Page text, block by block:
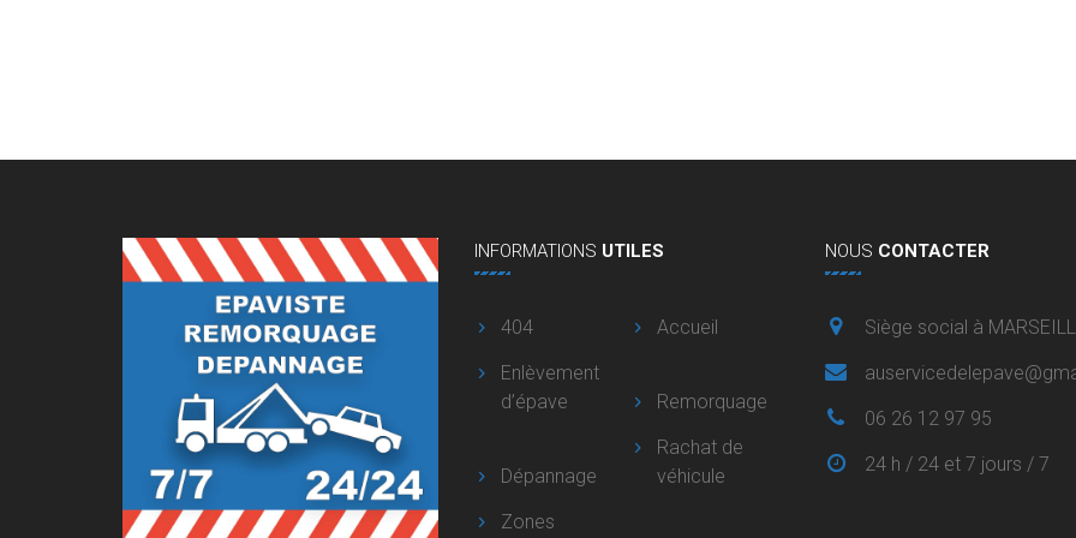
INFORMATIONS UTILES
404
Accueil
Enlèvement
d’épave
Remorquage
Dépannage
Rachat de
véhicule
Zones
NOUS CONTACTER
Siège social à
06 26 12 97 95
24 h / 24 et 7 jours / 7